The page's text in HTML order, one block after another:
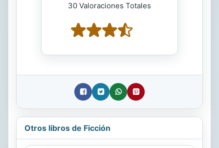
30 Valoraciones Totales
Otros libros de Ficción